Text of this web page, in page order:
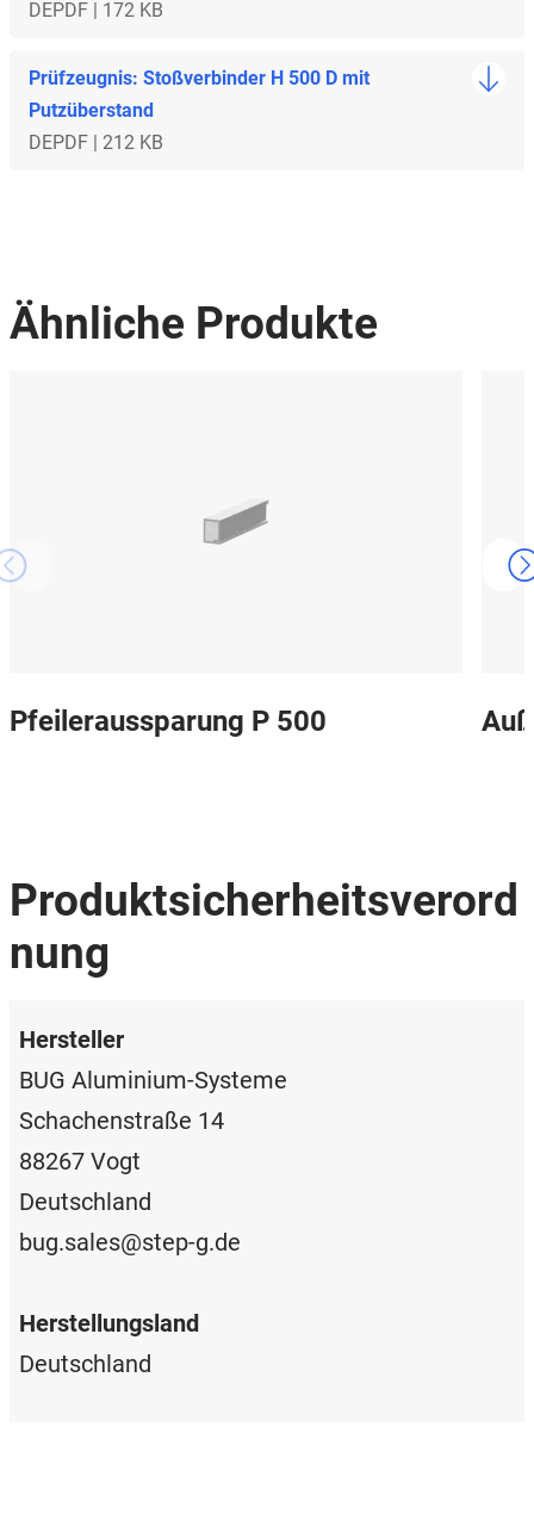
DEPDF | 172 KB
Prüfzeugnis: Stoßverbinder H 500 D mit
Putzüberstand
DEPDF | 212 KB
Ähnliche Produkte
Pfeileraussparung P 500
Produktsicherheitsverord
nung
Hersteller
BUG Aluminium-Systeme
Schachenstraße 14
88267 Vogt
Deutschland
bug.sales@step-g.de
Herstellungsland
Deutschland